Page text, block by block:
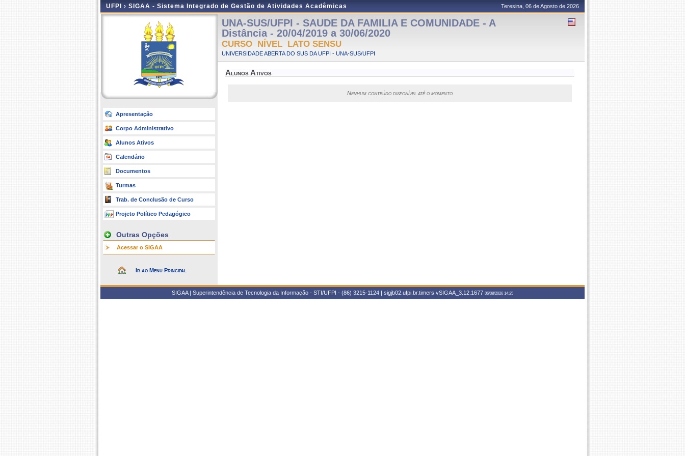
UFPI › SIGAA - Sistema Integrado de Gestão de Atividades Acadêmicas Teresina, 06 de Agosto de 2026
Apresentação
Corpo Administrativo
Alunos Ativos
Calendário
Documentos
Turmas
Trab. de Conclusão de Curso
Projeto Político Pedagógico
Outras Opções
Acessar o SIGAA
Ir ao Menu Principal
UNA-SUS/UFPI - SAUDE DA FAMILIA E COMUNIDADE - A
Distância - 20/04/2019 a 30/06/2020
CURSO NÍVEL LATO SENSU
UNIVERSIDADE ABERTA DO SUS DA UFPI - UNA-SUS/UFPI
Alunos Ativos
Nenhum conteúdo disponível até o momento
SIGAA | Superintendência de Tecnologia da Informação - STI/UFPI - (86) 3215-1124 | sigjb02.ufpi.br.timers vSIGAA_3.12.1677 06/08/2026 14:25